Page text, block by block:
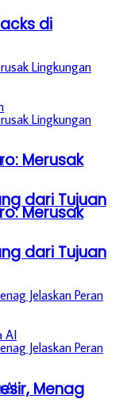
Merusak
dari Tujuan
Menag
di
Merusak
dari Tujuan